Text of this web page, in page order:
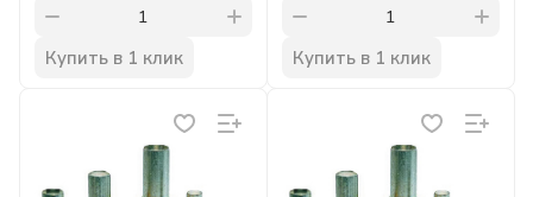
Купить в 1 клик Купить в 1 клик